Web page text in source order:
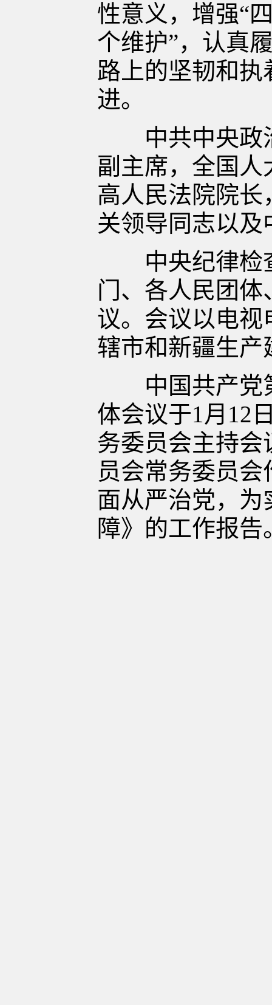
性意义，增强“
个维护”，认真
路上的坚韧和
进。
中共中央政治
副主席，全国
高人民法院院
关领导同志以
中央纪律检查
门、各人民团
议。会议以电
辖市和新疆生
中国共产党第
体会议于1月12
务委员会主持会
员会常务委员
面从严治党，为
障》的工作报告